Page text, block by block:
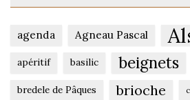
agenda Agneau Pascal
apéritif basilic beignets
bredele de Pâques brioche